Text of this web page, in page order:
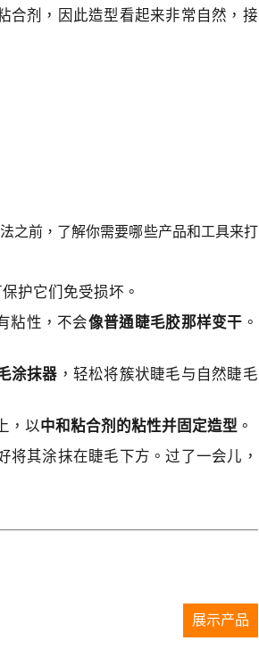
合剂，因此造型看起来非常自然，接
之前，了解你需要哪些产品和工具来打
护它们免受损坏。
粘性，不会像普通睫毛胶那样变干 。
涂抹器 ，轻松将簇状睫毛与自然睫毛
，以中和粘合剂的粘性并固定造型 。
其涂抹在睫毛下方。过了一会儿，
展示产品